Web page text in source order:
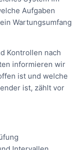
Aufgaben
Wartungsumfang
Kontrollen nach
informieren wir
ist und welche
ist, zählt vor